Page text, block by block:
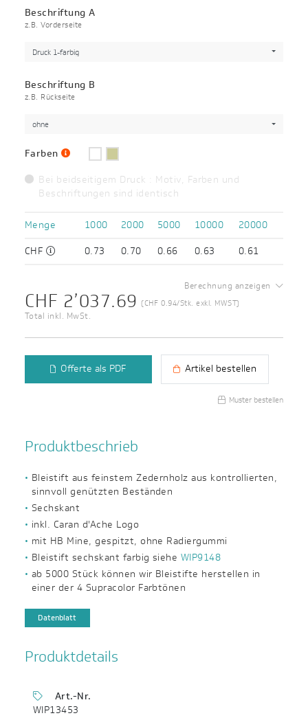
Beschriftung A
z.B. Vorderseite
Druck 1-farbig
Beschriftung B
z.B. Rückseite
ohne
Farben
Bei beidseitigem Druck : Motiv, Farben und
Beschriftungen sind identisch
Menge 1000 2000 5000 10000
20000
CHF
0.73 0.70 0.66 0.63 0.61
CHF 2’037.69 (CHF 0.94/Stk. exkl. MWST)
Total inkl. MwSt.
Berechnung anzeigen
Offerte als PDF Artikel bestellen
Muster bestellen
Produktbeschrieb
Bleistift aus feinstem Zedernholz aus kontrollierten,
sinnvoll genützten Beständen
Sechskant
inkl. Caran d'Ache Logo
mit HB Mine, gespitzt, ohne Radiergummi
Bleistift sechskant farbig siehe WIP9148
ab 5000 Stück können wir Bleistifte herstellen in
einer der 4 Supracolor Farbtönen
Datenblatt
Produktdetails
Art.-Nr.
WIP13453